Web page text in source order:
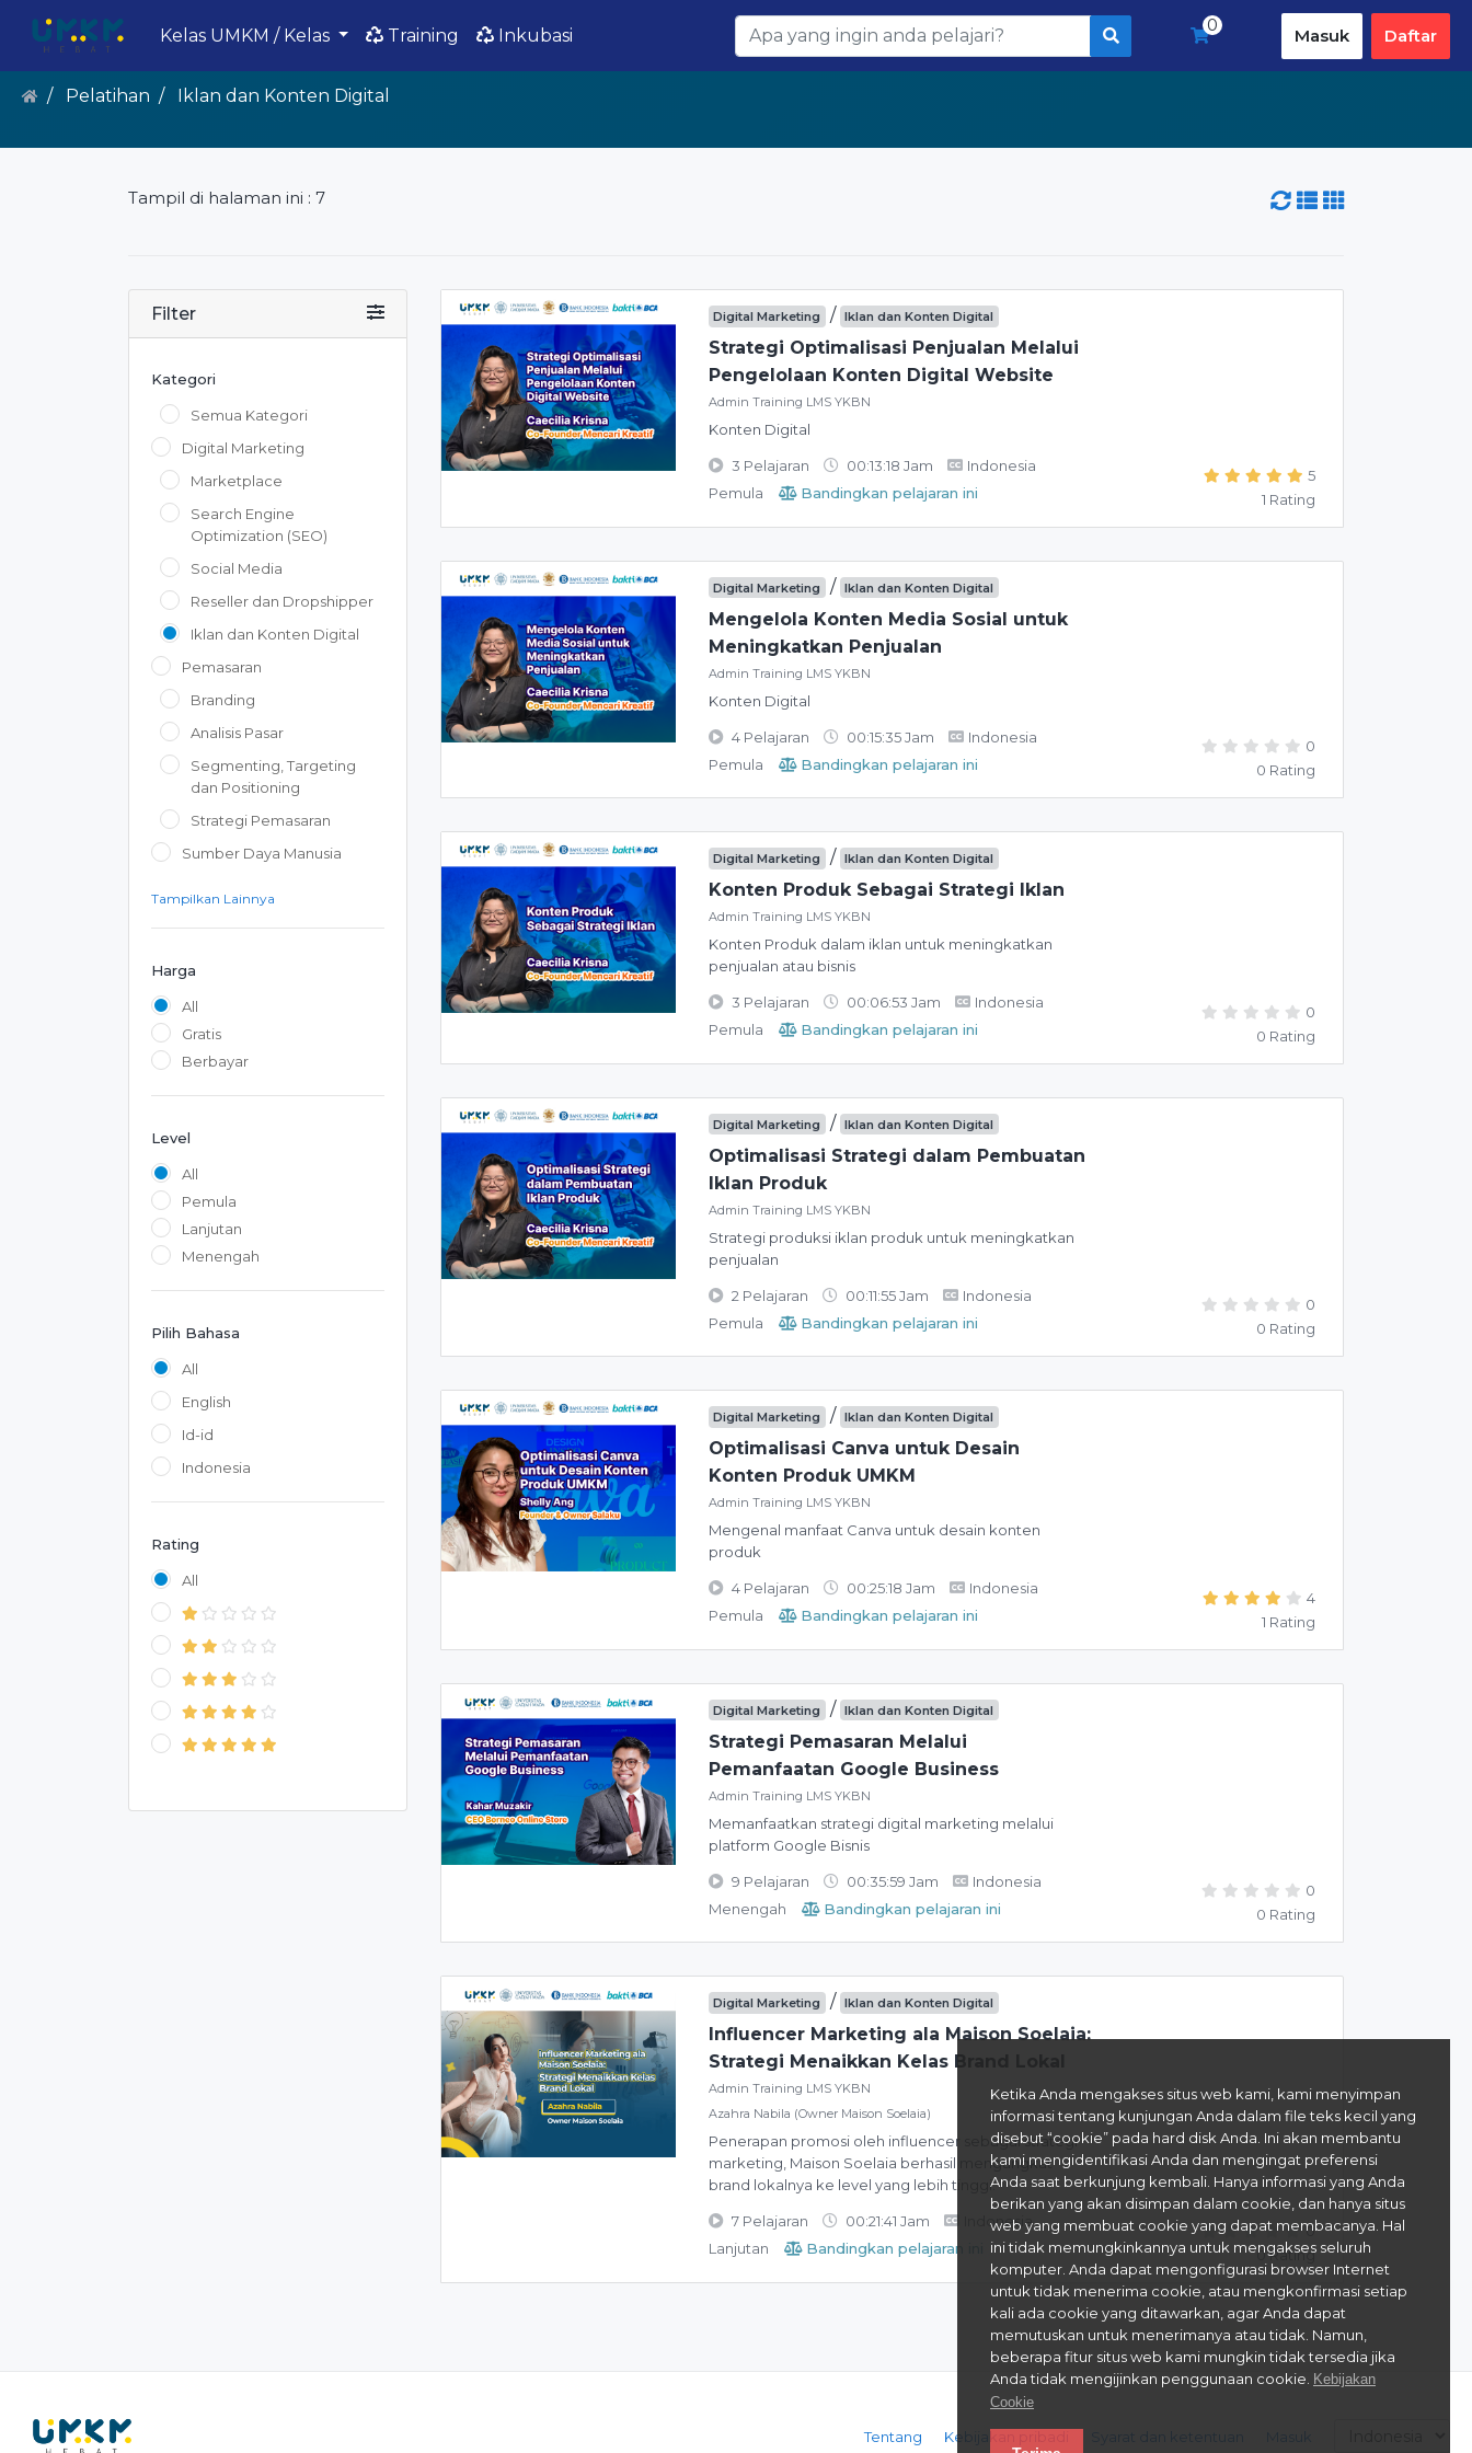
Kelas UMKM / Kelas Training Inkubasi
0
Masuk Daftar
Ketika Anda mengakses situs web kami, kami menyimpan
informasi tentang kunjungan Anda dalam file teks kecil yang
disebut “cookie” pada hard disk Anda. Ini akan membantu
kami mengidentifikasi Anda dan mengingat preferensi
Anda saat berkunjung kembali. Hanya informasi yang Anda
berikan yang akan disimpan dalam cookie, dan hanya situs
web yang membuat cookie yang dapat membacanya. Hal
ini tidak memungkinkannya untuk mengakses seluruh
komputer. Anda dapat mengonfigurasi browser Internet
untuk tidak menerima cookie, atau mengkonfirmasi setiap
kali ada cookie yang ditawarkan, agar Anda dapat
memutuskan untuk menerimanya atau tidak. Namun,
beberapa fitur situs web kami mungkin tidak tersedia jika
Anda tidak mengijinkan penggunaan cookie. Kebijakan
Cookie
Pelatihan Iklan dan Konten Digital
Tampil di halaman ini : 7
Filter
Kategori
Semua Kategori
Digital Marketing
Marketplace
Search Engine
Optimization (SEO)
Social Media
Reseller dan Dropshipper
Iklan dan Konten Digital
Pemasaran
Branding
Analisis Pasar
Segmenting, Targeting
dan Positioning
Strategi Pemasaran
Sumber Daya Manusia
Tampilkan Lainnya
Harga
All
Gratis
Berbayar
Level
All
Pemula
Lanjutan
Menengah
Pilih Bahasa
All
English
Id-id
Indonesia
Rating
All
Digital Marketing / Iklan dan Konten Digital
Strategi Optimalisasi Penjualan Melalui
Pengelolaan Konten Digital Website
Admin Training LMS YKBN
Konten Digital
3 Pelajaran 00:13:18 Jam
Indonesia
Pemula
Bandingkan pelajaran ini
5
1 Rating
Digital Marketing / Iklan dan Konten Digital
Mengelola Konten Media Sosial untuk
Meningkatkan Penjualan
Admin Training LMS YKBN
Konten Digital
4 Pelajaran 00:15:35 Jam
Indonesia
Pemula
Bandingkan pelajaran ini
0
0 Rating
Digital Marketing / Iklan dan Konten Digital
Konten Produk Sebagai Strategi Iklan
Admin Training LMS YKBN
Konten Produk dalam iklan untuk meningkatkan
penjualan atau bisnis
3 Pelajaran 00:06:53 Jam
Indonesia
Pemula
Bandingkan pelajaran ini
0
0 Rating
Digital Marketing / Iklan dan Konten Digital
Optimalisasi Strategi dalam Pembuatan
Iklan Produk
Admin Training LMS YKBN
Strategi produksi iklan produk untuk meningkatkan
penjualan
2 Pelajaran 00:11:55 Jam
Indonesia
Pemula
Bandingkan pelajaran ini
0
0 Rating
Digital Marketing / Iklan dan Konten Digital
Optimalisasi Canva untuk Desain
Konten Produk UMKM
Admin Training LMS YKBN
Mengenal manfaat Canva untuk desain konten
produk
4 Pelajaran 00:25:18 Jam
Indonesia
Pemula
Bandingkan pelajaran ini
4
1 Rating
Digital Marketing / Iklan dan Konten Digital
Strategi Pemasaran Melalui
Pemanfaatan Google Business
Admin Training LMS YKBN
Memanfaatkan strategi digital marketing melalui
platform Google Bisnis
9 Pelajaran 00:35:59 Jam
Indonesia
Menengah
Bandingkan pelajaran ini
0
0 Rating
Digital Marketing / Iklan dan Konten Digital
Influencer Marketing ala Maison Soelaia:
Strategi Menaikkan Kelas Brand Lokal
Admin Training LMS YKBN
Azahra Nabila (Owner Maison Soelaia)
Penerapan promosi oleh influencer sebagai strategi
marketing, Maison Soelaia berhasil mengangkat
brand lokalnya ke level yang lebih tinggi.
7 Pelajaran 00:21:41 Jam
Indonesia
Lanjutan
Bandingkan pelajaran ini
0
0 Rating
Tentang Kebijakan pribadi Syarat dan ketentuan Masuk